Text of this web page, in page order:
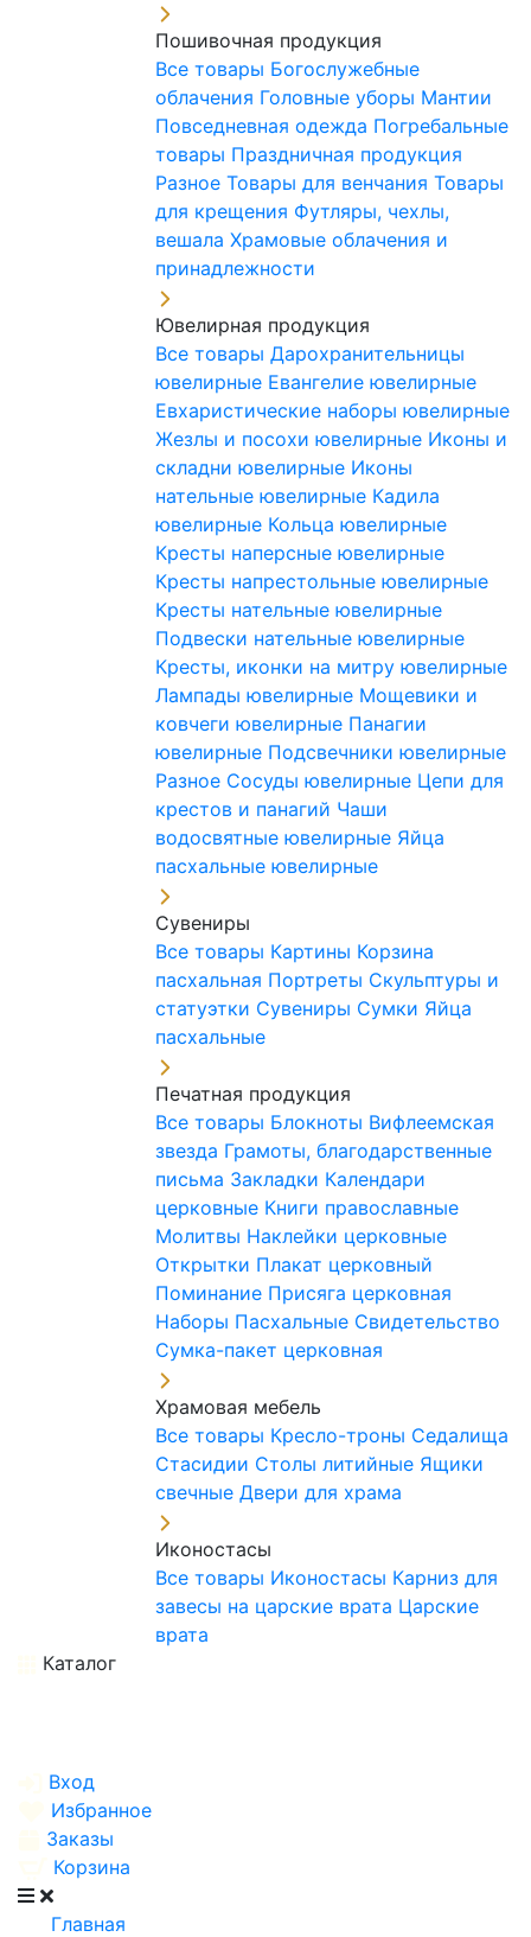
Пошивочная продукция
Все товары Богослужебные
облачения Головные уборы Мантии
Повседневная одежда Погребальные
товары Праздничная продукция
Разное Товары для венчания Товары
для крещения Футляры, чехлы,
вешала Храмовые облачения и
принадлежности
Ювелирная продукция
Все товары Дарохранительницы
ювелирные Евангелие ювелирные
Евхаристические наборы ювелирные
Жезлы и посохи ювелирные Иконы и
складни ювелирные Иконы
нательные ювелирные Кадила
ювелирные Кольца ювелирные
Кресты наперсные ювелирные
Кресты напрестольные ювелирные
Кресты нательные ювелирные
Подвески нательные ювелирные
Кресты, иконки на митру ювелирные
Лампады ювелирные Мощевики и
ковчеги ювелирные Панагии
ювелирные Подсвечники ювелирные
Разное Сосуды ювелирные Цепи для
крестов и панагий Чаши
водосвятные ювелирные Яйца
пасхальные ювелирные
Сувениры
Все товары Картины Корзина
пасхальная Портреты Скульптуры и
статуэтки Сувениры Сумки Яйца
пасхальные
Печатная продукция
Все товары Блокноты Вифлеемская
звезда Грамоты, благодарственные
письма Закладки Календари
церковные Книги православные
Молитвы Наклейки церковные
Открытки Плакат церковный
Поминание Присяга церковная
Наборы Пасхальные Свидетельство
Сумка-пакет церковная
Храмовая мебель
Все товары Кресло-троны Седалища
Стасидии Столы литийные Ящики
свечные Двери для храма
Иконостасы
Все товары Иконостасы Карниз для
завесы на царские врата Царские
врата
Каталог
Вход
Избранное
Заказы
Корзина
Главная